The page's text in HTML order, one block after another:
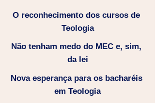
O reconhecimento dos cursos de
Teologia
Não tenham medo do MEC e, sim,
da lei
Nova esperança para os bacharéis
em Teologia